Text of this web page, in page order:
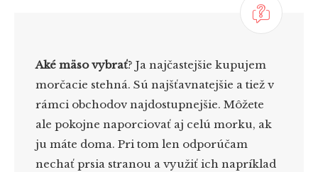
Aké mäso vybrať? Ja najčastejšie kupujem
morčacie stehná. Sú najšťavnatejšie a tiež v
rámci obchodov najdostupnejšie. Môžete
ale pokojne naporciovať aj celú morku, ak
ju máte doma. Pri tom len odporúčam
nechať prsia stranou a využiť ich napríklad